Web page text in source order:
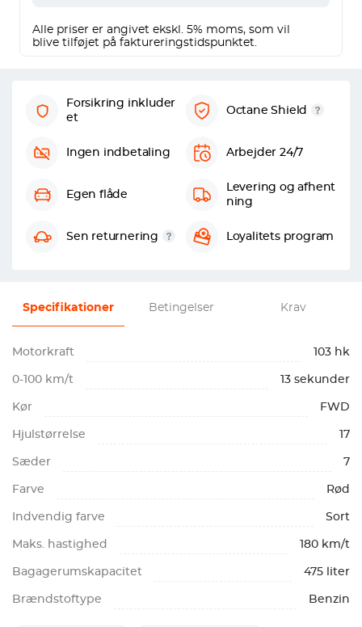
Alle priser er angivet ekskl. 5% moms, som vil
blive tilføjet på faktureringstidspunktet.
Forsikring inkluder
et
Octane Shield
Ingen indbetaling Arbejder 24/7
Egen flåde
Levering og afhent
ning
Sen returnering Loyalitets program
Specifikationer Betingelser Krav
Motorkraft 103 hk
0-100 km/t 13 sekunder
Kør FWD
Hjulstørrelse 17
Sæder 7
Farve Rød
Indvendig farve Sort
Maks. hastighed 180 km/t
Bagagerumskapacitet 475 liter
Brændstoftype Benzin